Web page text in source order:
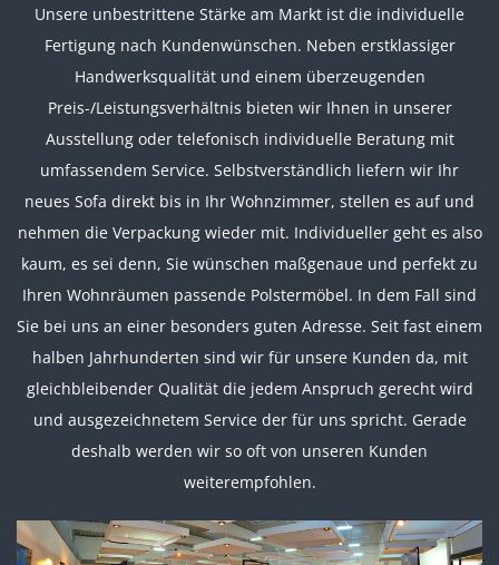
Unsere unbestrittene Stärke am Markt ist die individuelle
Fertigung nach Kundenwünschen. Neben erstklassiger
Handwerksqualität und einem überzeugenden
Preis-/Leistungsverhältnis bieten wir Ihnen in unserer
Ausstellung oder telefonisch individuelle Beratung mit
umfassendem Service. Selbstverständlich liefern wir Ihr
neues Sofa direkt bis in Ihr Wohnzimmer, stellen es auf und
nehmen die Verpackung wieder mit. Individueller geht es also
kaum, es sei denn, Sie wünschen maßgenaue und perfekt zu
Ihren Wohnräumen passende Polstermöbel. In dem Fall sind
Sie bei uns an einer besonders guten Adresse. Seit fast einem
halben Jahrhunderten sind wir für unsere Kunden da, mit
gleichbleibender Qualität die jedem Anspruch gerecht wird
und ausgezeichnetem Service der für uns spricht. Gerade
deshalb werden wir so oft von unseren Kunden
weiterempfohlen.